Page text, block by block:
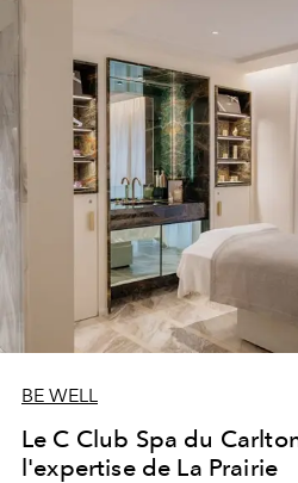
BE WELL
Le C Club Spa du
l'expertise de La Prairie